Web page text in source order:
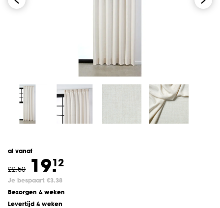
al vanaf
22.50 19.12
Je bespaart €3.38
Bezorgen 4 weken
Levertijd 4 weken